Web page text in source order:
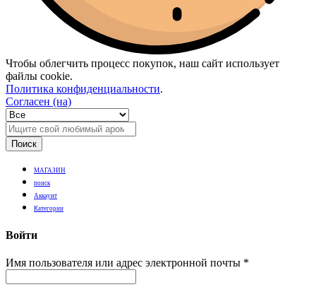
Чтобы облегчить процесс покупок, наш сайт использует
файлы cookie.
Политика конфиденциальности.
Согласен (на)
Поиск
МАГАЗИН
поиск
Аккаунт
Категории
Войти
Имя пользователя или адрес электронной почты *